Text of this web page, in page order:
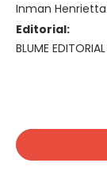
Inman Henrietta
Editorial:
BLUME EDITORIAL